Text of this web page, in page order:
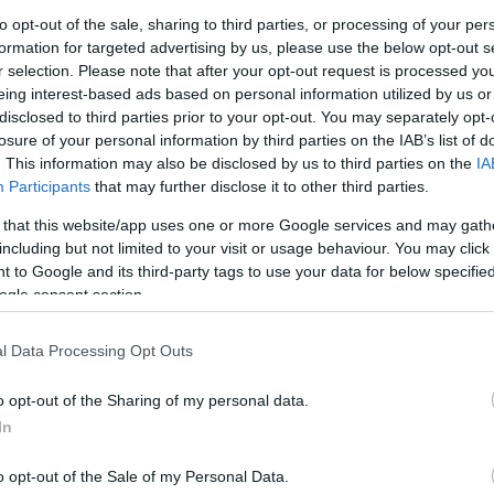
opt-out of the sale, sharing to third parties, or processing of your
for targeted advertising by us, please use the below opt-out
selection. Please note that after your opt-out request is processed
interest-based ads based on personal information utilized by us
to third parties prior to your opt-out. You may separately
of your personal information by third parties on the IAB’s list of
This information may also be disclosed by us to third parties on the
Participants that may further disclose it to other third parties.
that this website/app uses one or more Google services and may
but not limited to your visit or usage behaviour. You may
to Google and its third-party tags to use your data for below
consent section.
Data Processing Opt Outs
opt-out of the Sharing of my personal data.
opt-out of the Sale of my Personal Data.
Link másolása
Hepatitis C fertőzött Budapesten.
amelyeket az Alternatíva
közösen. Önkéntesek hónapokon
szifilisz szűrővizsgálatokat szerveztek
vidéki városban.